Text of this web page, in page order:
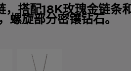
，搭配18K玫瑰金链条
螺旋部分密镶钻石。